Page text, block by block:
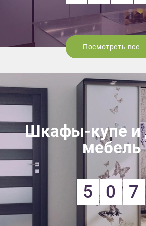
Посмотреть все
Шкафы-купе и
мебель
5 0 7